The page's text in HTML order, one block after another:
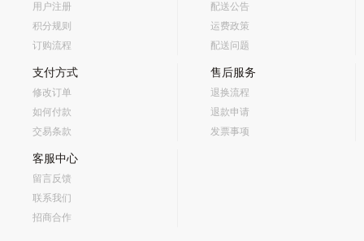
用户注册
积分规则
订购流程
配送公告
运费政策
配送问题
支付方式
修改订单
如何付款
交易条款
售后服务
退换流程
退款申请
发票事项
客服中心
留言反馈
联系我们
招商合作